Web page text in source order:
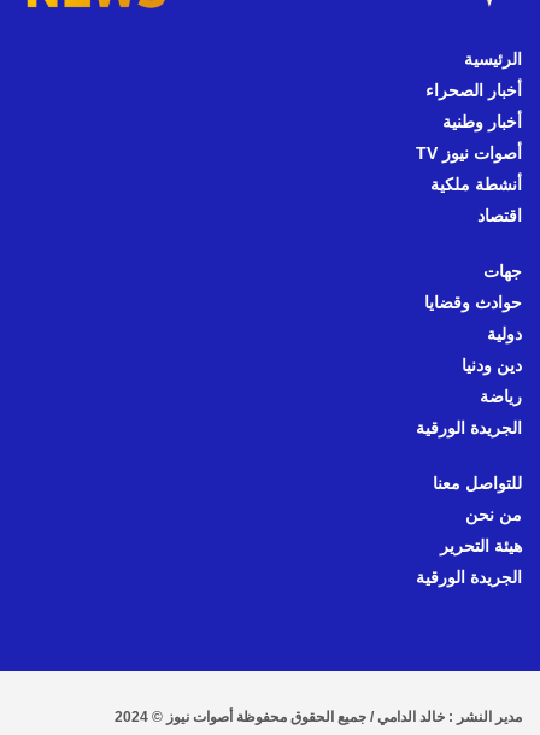
الرئيسية
أخبار الصحراء
أخبار وطنية
أصوات نيوز TV
أنشطة ملكية
اقتصاد
جهات
حوادث وقضايا
دولية
دين ودنيا
رياضة
الجريدة الورقية
للتواصل معنا
من نحن
هيئة التحرير
الجريدة الورقية
مدير النشر : خالد الدامي / جميع الحقوق محفوظة أصوات نيوز © 2024